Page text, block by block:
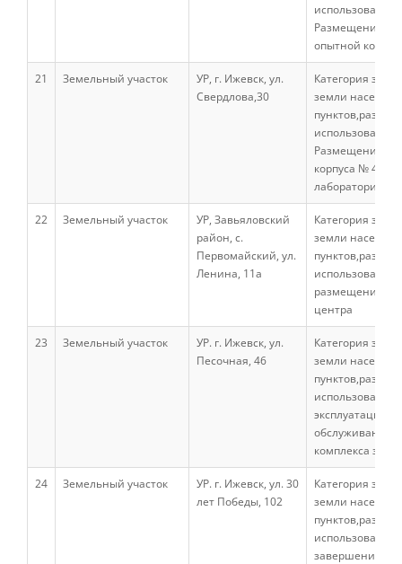
Управление по воспитательной работе
и молодежной политике
Рабочие программы
Консультация психолога
Расписание
использование:
Размещение
опытной
21 Земельный участок
УР, г. Ижевск, ул.
Свердлова,30
Категория
земли
использование:
Размещение
корпуса № 4,
лаборатории
22 Земельный участок
УР, Завьяловский
район, с.
Первомайский, ул.
Ленина, 11а
Категория
земли
использование:
размещение
центра
23 Земельный участок
УР. г. Ижевск, ул.
Песочная, 46
Категория
земли
использование:
эксплуатации и
обслуживания
комплекса
24 Земельный участок
УР. г. Ижевск, ул. 30
лет Победы, 102
Категория
земли
использование:
завершение